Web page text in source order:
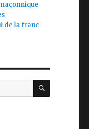
de la franc-